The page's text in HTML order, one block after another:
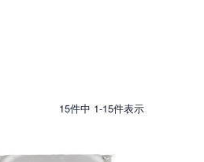
15件中 1-15件表示